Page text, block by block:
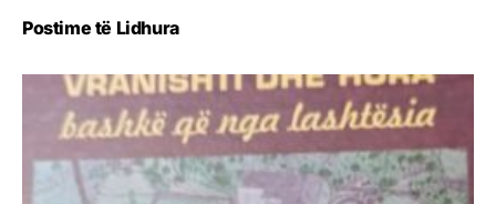
Postime të Lidhura